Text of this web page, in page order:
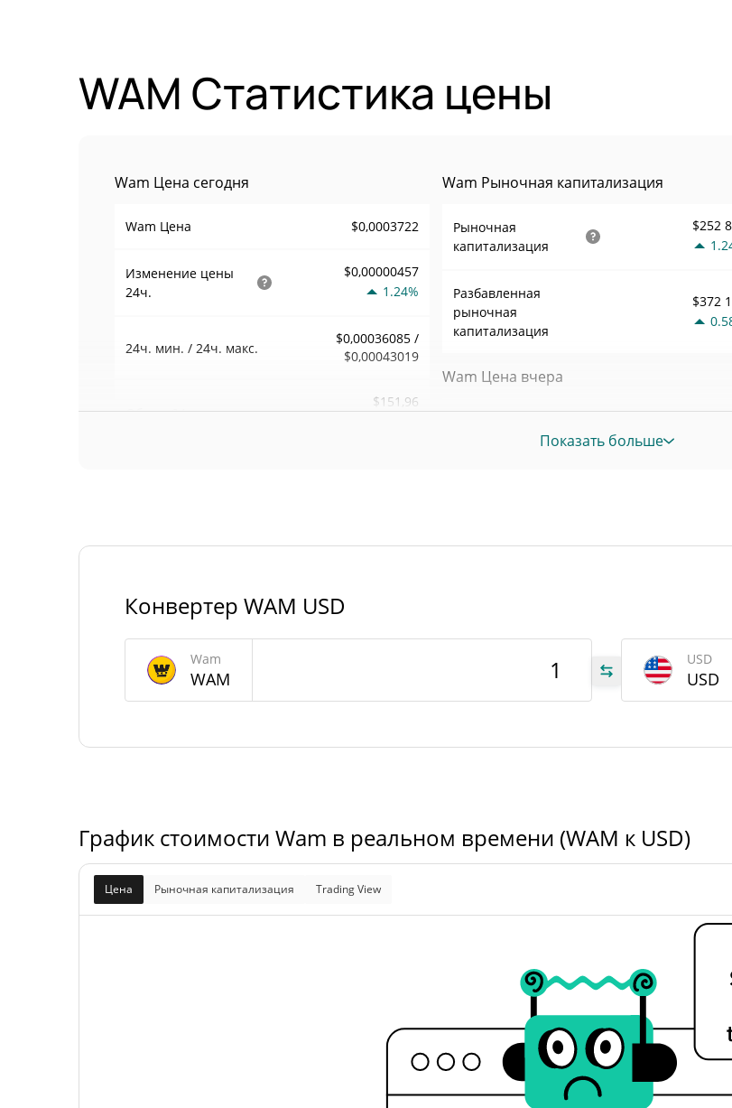
WAM Статистика цены
Wam Цена сегодня
Wam Цена $0,0003722
Изменение цены
24ч.
$0,00000457
1.24%
24ч. мин. / 24ч. макс.
$0,00036085 /
$0,00043019
Объем24ч.
$151,96
Wam Предложение
В обращении
Wam Рыночная капитализация
Рыночная
капитализация
$252
Разбавленная
рыночная
капитализация
$372
Wam Цена вчера
Вчерашнее изменение
Показать больше
Конвертер WAM USD
Wam
WAM
USD
USD
График стоимости Wam в реальном времени (WAM к USD)
Цена Рыночная капитализация Trading View